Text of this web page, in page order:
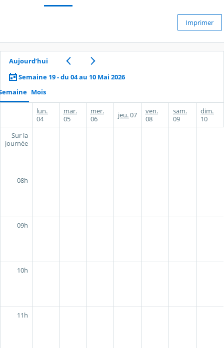
Imprimer
Aujourd’hui
Semaine 19 - du 04 au 10 Mai 2026
Mois
lun.
04
mar.
05
mer.
06
jeu.07
ven.
08
sam.
09
dim.
10
Sur la
journée
08h
09h
10h
11h